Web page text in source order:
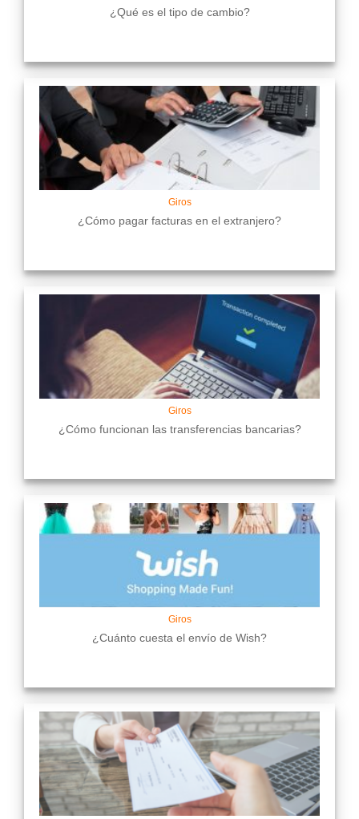
¿Qué es el tipo de cambio?
Giros
¿Cómo pagar facturas en el extranjero?
Giros
¿Cómo funcionan las transferencias bancarias?
Giros
¿Cuánto cuesta el envío de Wish?